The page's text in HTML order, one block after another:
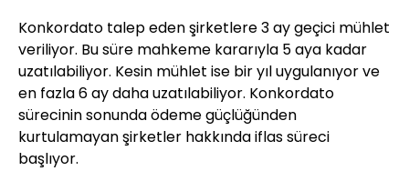
Konkordato talep eden şirketlere 3 ay geçici mühlet
veriliyor. Bu süre mahkeme kararıyla 5 aya kadar
uzatılabiliyor. Kesin mühlet ise bir yıl uygulanıyor ve
en fazla 6 ay daha uzatılabiliyor. Konkordato
sürecinin sonunda ödeme güçlüğünden
kurtulamayan şirketler hakkında iflas süreci
başlıyor.